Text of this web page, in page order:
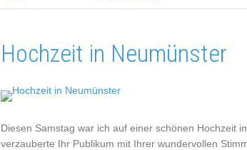
Hochzeit in Neumünster
Diesen Samstag war ich auf einer schönen Hochzeit
verzauberte Ihr Publikum mit Ihrer wundervollen